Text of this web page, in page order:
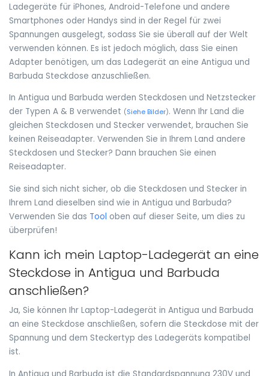
Ladegeräte für iPhones, Android-Telefone und andere
Smartphones oder Handys sind in der Regel für zwei
Spannungen ausgelegt, sodass Sie sie überall auf der Welt
verwenden können. Es ist jedoch möglich, dass Sie einen
Adapter benötigen, um das Ladegerät an eine Antigua und
Barbuda Steckdose anzuschließen.
In Antigua und Barbuda werden Steckdosen und Netzstecker
der Typen A & B verwendet (Siehe Bilder). Wenn Ihr Land die
gleichen Steckdosen und Stecker verwendet, brauchen Sie
keinen Reiseadapter. Verwenden Sie in Ihrem Land andere
Steckdosen und Stecker? Dann brauchen Sie einen
Reiseadapter.
Sie sind sich nicht sicher, ob die Steckdosen und Stecker in
Ihrem Land dieselben sind wie in Antigua und Barbuda?
Verwenden Sie das Tool oben auf dieser Seite, um dies zu
überprüfen!
Kann ich mein Laptop-Ladegerät an eine
Steckdose in Antigua und Barbuda
anschließen?
Ja, Sie können Ihr Laptop-Ladegerät in Antigua und Barbuda
an eine Steckdose anschließen, sofern die Steckdose mit der
Spannung und dem Steckertyp des Ladegeräts kompatibel
ist.